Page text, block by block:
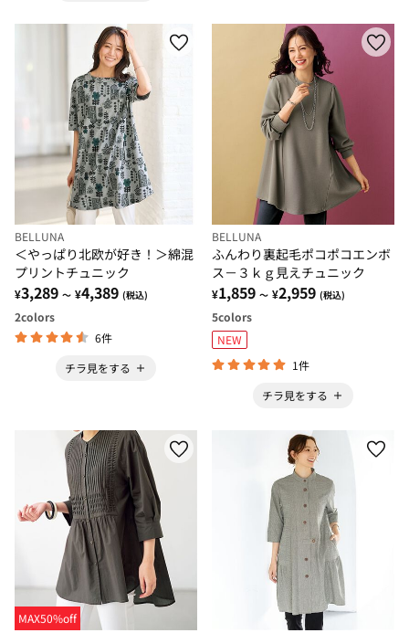
BELLUNA
＜やっぱり北欧が好き！＞綿混
プリントチュニック
¥3,289 ～ ¥4,389 (税込)
2colors
6件
チラ見をする
BELLUNA
ふんわり裏起毛ポコポコエンボ
ス－３ｋｇ見えチュニック
¥1,859 ～ ¥2,959 (税込)
5colors
NEW
1件
チラ見をする
MAX50%off